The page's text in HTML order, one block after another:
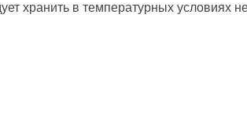
хранить в температурных условиях